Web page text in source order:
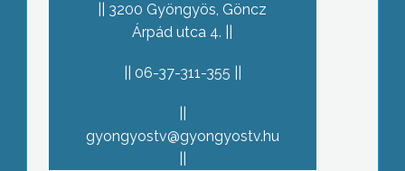
3200 Gyöngyös, Göncz
Árpád utca 4.
06-37-311-355
gyongyostv@gyongyostv.hu